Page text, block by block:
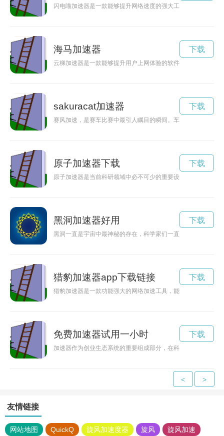
闪电喵加速器是一款能够提升网络速度的强大工具，通过优化
海马加速器
云梯加速器是一款能够提升用户上网体验的软件工具，通过优
下载
sakuracat加速器
赛风加速，是赛车比赛中最引人瞩目的瞬间。车手们在赛道上
下载
原子加速器下载
原子加速器是当前科研领域中必不可少的重要设备，为了提高
下载
黑洞加速器好用
黑洞一直是宇宙中最神秘的存在，科学家们一直在探索着黑洞
下载
猎豹加速器app下载链接
猎豹加速器是一款功能强大的网络加速工具，能够帮助用户解
下载
免费加速器试用一小时
加速器作为创业生态系统的重要组成部分，在科技创新和创业
下载
< >
友情链接
网站地图 QuickQ 旋风加速度器 旋风 旋风加速